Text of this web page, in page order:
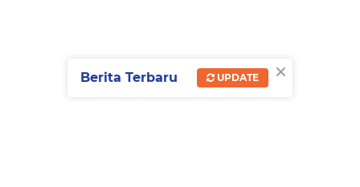
×
Berita Terbaru UPDATE